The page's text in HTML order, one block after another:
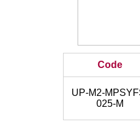
Code
UP-M2-
025-M